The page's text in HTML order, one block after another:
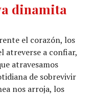
dinamita
el corazón, los
atreverse a confiar,
atravesamos
de sobrevivir
nos arroja, los